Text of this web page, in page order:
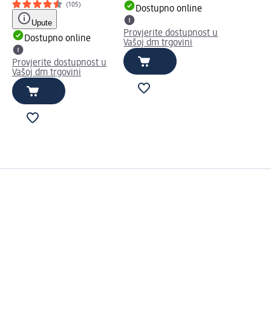
(105)
Upute
Dostupno online
Provjerite dostupnost u
Vašoj dm trgovini
Dostupno online
Provjerite dostupnost u
Vašoj dm trgovini